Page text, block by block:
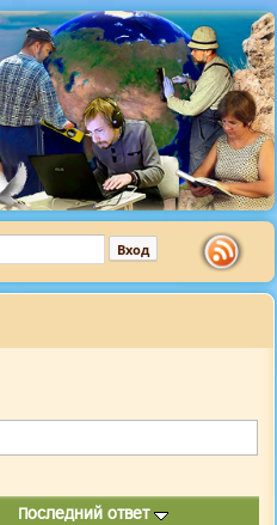
Последний ответ